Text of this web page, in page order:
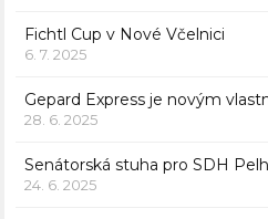
Fichtl Cup v Nové Včelnici
6. 7. 2025
Gepard Express je novým
28. 6. 2025
Senátorská stuha pro SDH
24. 6. 2025